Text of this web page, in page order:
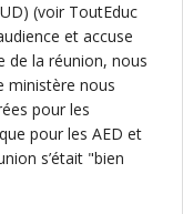
(voir ToutEduc
et accuse
de la réunion, nous
ministère nous
pour les
pour les AED et
s’était "bien